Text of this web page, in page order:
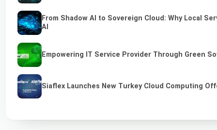
From Shadow AI to Sovereign Cloud: Why Local
AI
Empowering IT Service Provider Through Green
Siaflex Launches New Turkey Cloud Computing